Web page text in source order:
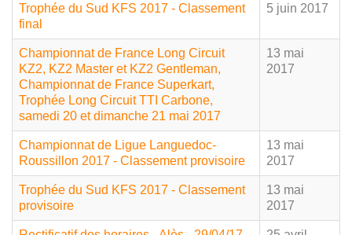
Trophée du Sud KFS 2017 - Classement
final
5 juin 2017
Championnat de France Long Circuit
KZ2, KZ2 Master et KZ2 Gentleman,
Championnat de France Superkart,
Trophée Long Circuit TTI Carbone,
samedi 20 et dimanche 21 mai 2017
13 mai
2017
Championnat de Ligue Languedoc-
Roussillon 2017 - Classement provisoire
13 mai
2017
Trophée du Sud KFS 2017 - Classement
provisoire
13 mai
2017